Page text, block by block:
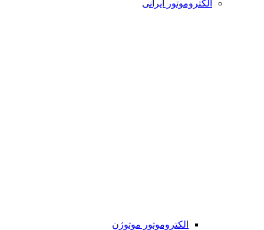
الکتروموتور ایرانی
الکتروموتور موتوژن